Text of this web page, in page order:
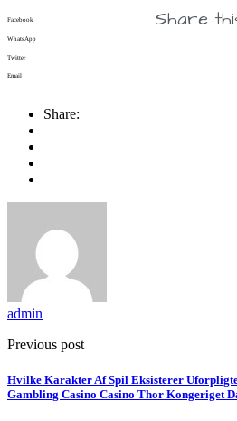
Share
Facebook
WhatsApp
Twitter
Email
Share:
admin
Previous post
Hvilke Karakter Af Spil Eksisterer
Gambling Casino Casino Thor Kongeriget